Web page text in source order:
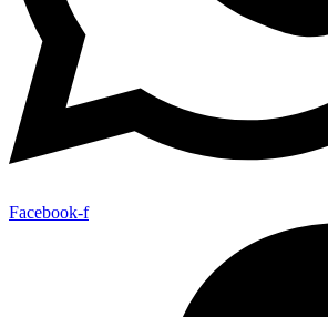
Facebook-f